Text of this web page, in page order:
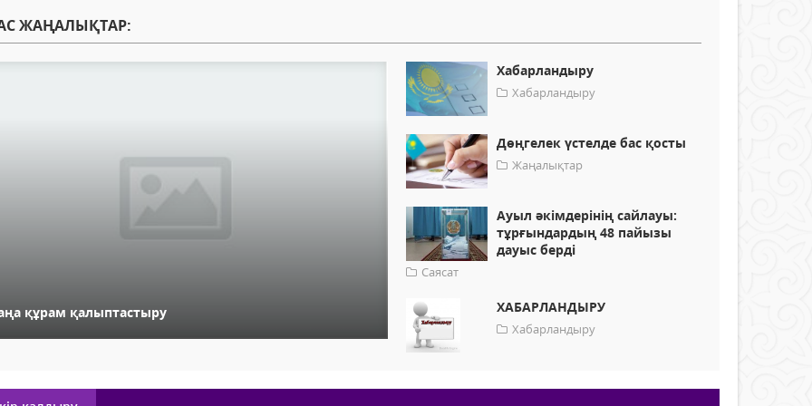
ЖАҢАЛЫҚТАР:
құрам қалыптастыру
Хабарландыру
Хабарландыру
Дөңгелек үстелде бас қосты
Жаңалықтар
Ауыл әкімдерінің сайлауы:
тұрғындардың 48 пайызы
дауыс берді
Саясат
ХАБАРЛАНДЫРУ
Хабарландыру